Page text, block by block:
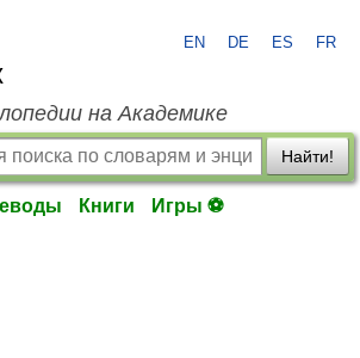
EN DE ES FR
на Академике
Найти!
Книги Игры ⚽